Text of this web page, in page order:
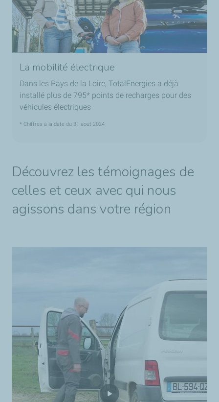
La mobilité électrique
Dans les Pays de la Loire, TotalEnergies a déjà
installé plus de 795* points de recharges pour des
véhicules électriques
* Chiffres à la date du 31 aout 2024
Découvrez les témoignages de
celles et ceux avec qui nous
agissons dans votre région